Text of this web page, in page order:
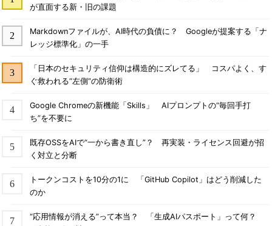
が直面する新・旧の課題
Markdownファイルが、AI時代の負債に？ Googleが提案する「ナ
レッジ標準化」の一手
「日本のセキュリティ信仰は構造的にズレてる」 コスパよく、す
ぐ救われる“左側”の防衛術
Google Chromeの新機能「Skills」 AIプロンプトの“毎回手打
ち”を不要に
既存OSSをAIで“一から書き直し”？ 再実装・ライセンス回避が招
く対立と分断
トークンコストを10分の1に 「GitHub Copilot」はどう削減した
のか
“応用情報が消える”って本当？ 「生成AIパスポート」って何？